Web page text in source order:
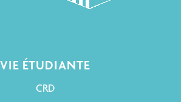
VIE ÉTUDIANTE
CRD